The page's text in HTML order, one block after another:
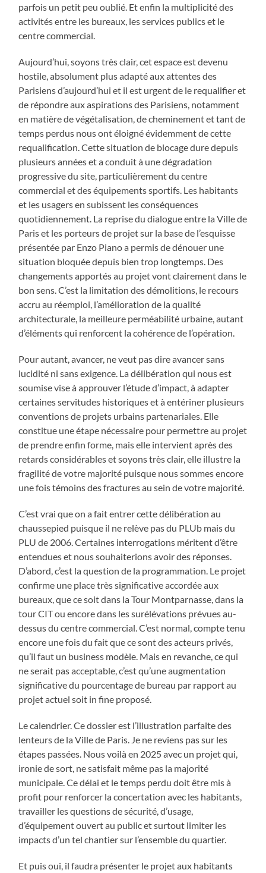
parfois un petit peu oublié. Et enfin la multiplicité des
activités entre les bureaux, les services publics et le
centre commercial.
Aujourd’hui, soyons très clair, cet espace est devenu
hostile, absolument plus adapté aux attentes des
Parisiens d’aujourd’hui et il est urgent de le requalifier et
de répondre aux aspirations des Parisiens, notamment
en matière de végétalisation, de cheminement et tant de
temps perdus nous ont éloigné évidemment de cette
requalification. Cette situation de blocage dure depuis
plusieurs années et a conduit à une dégradation
progressive du site, particulièrement du centre
commercial et des équipements sportifs. Les habitants
et les usagers en subissent les conséquences
quotidiennement. La reprise du dialogue entre la Ville de
Paris et les porteurs de projet sur la base de l’esquisse
présentée par Enzo Piano a permis de dénouer une
situation bloquée depuis bien trop longtemps. Des
changements apportés au projet vont clairement dans le
bon sens. C’est la limitation des démolitions, le recours
accru au réemploi, l’amélioration de la qualité
architecturale, la meilleure perméabilité urbaine, autant
d’éléments qui renforcent la cohérence de l’opération.
Pour autant, avancer, ne veut pas dire avancer sans
lucidité ni sans exigence. La délibération qui nous est
soumise vise à approuver l’étude d’impact, à adapter
certaines servitudes historiques et à entériner plusieurs
conventions de projets urbains partenariales. Elle
constitue une étape nécessaire pour permettre au projet
de prendre enfin forme, mais elle intervient après des
retards considérables et soyons très clair, elle illustre la
fragilité de votre majorité puisque nous sommes encore
une fois témoins des fractures au sein de votre majorité.
C’est vrai que on a fait entrer cette délibération au
chaussepied puisque il ne relève pas du PLUb mais du
PLU de 2006. Certaines interrogations méritent d’être
entendues et nous souhaiterions avoir des réponses.
D’abord, c’est la question de la programmation. Le projet
confirme une place très significative accordée aux
bureaux, que ce soit dans la Tour Montparnasse, dans la
tour CIT ou encore dans les surélévations prévues au-
dessus du centre commercial. C’est normal, compte tenu
encore une fois du fait que ce sont des acteurs privés,
qu’il faut un business modèle. Mais en revanche, ce qui
ne serait pas acceptable, c’est qu’une augmentation
significative du pourcentage de bureau par rapport au
projet actuel soit in fine proposé.
Le calendrier. Ce dossier est l’illustration parfaite des
lenteurs de la Ville de Paris. Je ne reviens pas sur les
étapes passées. Nous voilà en 2025 avec un projet qui,
ironie de sort, ne satisfait même pas la majorité
municipale. Ce délai et le temps perdu doit être mis à
profit pour renforcer la concertation avec les habitants,
travailler les questions de sécurité, d’usage,
d’équipement ouvert au public et surtout limiter les
impacts d’un tel chantier sur l’ensemble du quartier.
Et puis oui, il faudra présenter le projet aux habitants